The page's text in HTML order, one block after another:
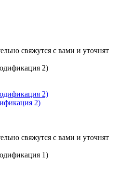
свяжутся с вами и уточнят
2)
свяжутся с вами и уточнят